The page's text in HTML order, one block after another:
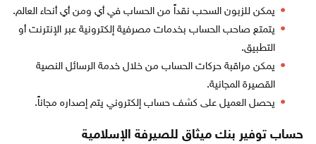
يمكن للزبون السحب نقداً من الحساب في أي ومن أي أنحاء العالم.
يتمتع صاحب الحساب بخدمات مصرفية إلكترونية عبر الإنترنت أو
التطبيق.
يمكن مراقبة حركات الحساب من خلال خدمة الرسائل النصية
القصيرة المجانية.
يحصل العميل على كشف حساب إلكتروني يتم إصداره مجاناً.
حساب توفير بنك ميثاق للصيرفة الإسلامية